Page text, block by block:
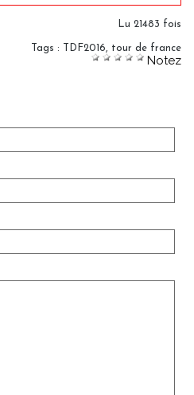
Lu 21483 fois
Tags : TDF2016, tour de france
Notez